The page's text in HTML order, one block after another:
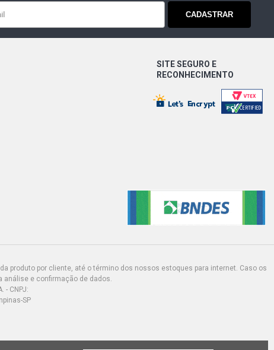
CADASTRAR
SITE SEGURO E
RECONHECIMENTO
produto por cliente, até o término dos nossos estoques para internet. Caso os
análise e confirmação de dados.
- CNPJ:
SP